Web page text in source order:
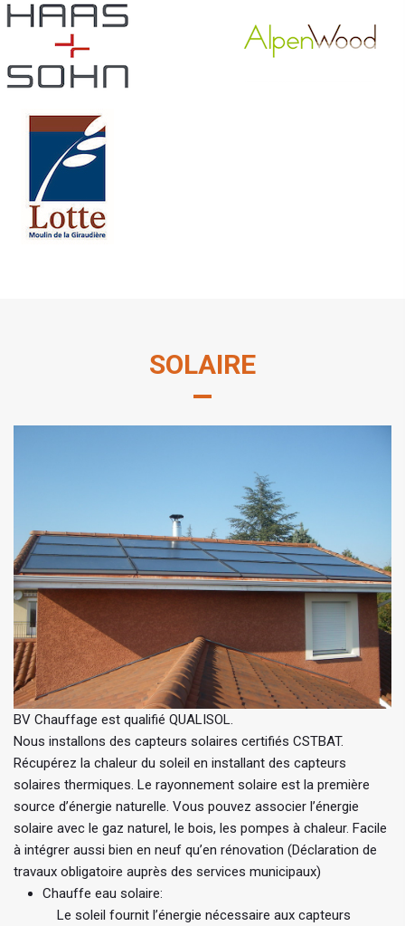
SOLAIRE
BV Chauffage est qualifié QUALISOL.
Nous installons des capteurs solaires certifiés CSTBAT.
Récupérez la chaleur du soleil en installant des capteurs
solaires thermiques. Le rayonnement solaire est la première
source d’énergie naturelle. Vous pouvez associer l’énergie
solaire avec le gaz naturel, le bois, les pompes à chaleur. Facile
à intégrer aussi bien en neuf qu’en rénovation (Déclaration de
travaux obligatoire auprès des services municipaux)
Chauffe eau solaire:
Le soleil fournit l’énergie nécessaire aux capteurs